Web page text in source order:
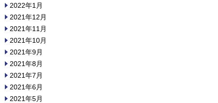
2022年1月
2021年12月
2021年11月
2021年10月
2021年9月
2021年8月
2021年7月
2021年6月
2021年5月